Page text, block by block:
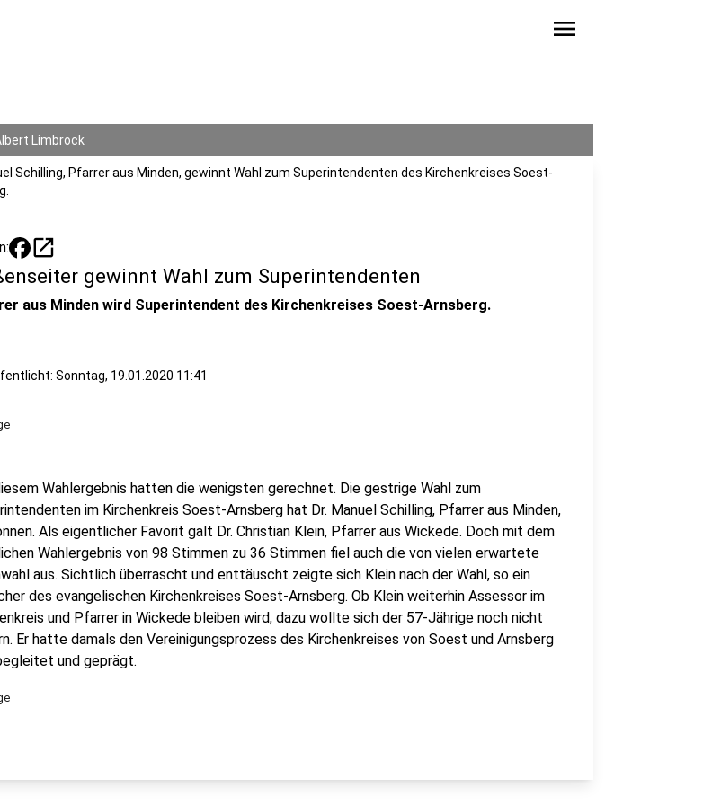
menu
Limbrock
Schilling, Pfarrer aus Minden, gewinnt Wahl zum Superintendenten des Kirchenkreises Soest-
open_in_new
gewinnt Wahl zum Superintendenten
aus Minden wird Superintendent des Kirchenkreises Soest-Arnsberg.
Sonntag, 19.01.2020 11:41
Wahlergebnis hatten die wenigsten gerechnet. Die gestrige Wahl zum
im Kirchenkreis Soest-Arnsberg hat Dr. Manuel Schilling, Pfarrer aus Minden,
Als eigentlicher Favorit galt Dr. Christian Klein, Pfarrer aus Wickede. Doch mit dem
Wahlergebnis von 98 Stimmen zu 36 Stimmen fiel auch die von vielen erwartete
aus. Sichtlich überrascht und enttäuscht zeigte sich Klein nach der Wahl, so ein
des evangelischen Kirchenkreises Soest-Arnsberg. Ob Klein weiterhin Assessor im
und Pfarrer in Wickede bleiben wird, dazu wollte sich der 57-Jährige noch nicht
Er hatte damals den Vereinigungsprozess des Kirchenkreises von Soest und Arnsberg
und geprägt.